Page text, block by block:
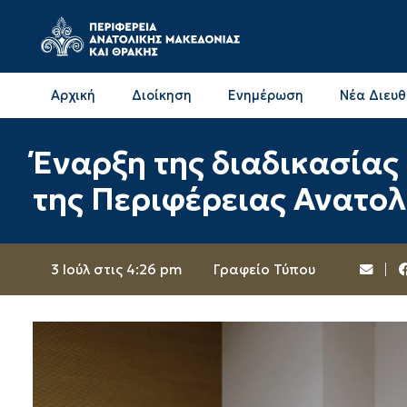
Αρχική Διοίκηση Ενημέρωση Νέα
Έναρξη της
της Περιφέρειας
3 Ιούλ στις 4:26 pm Γραφείο Τύπου